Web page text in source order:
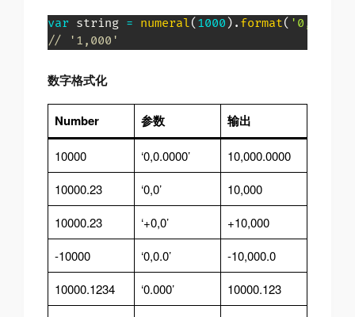
var string = numeral( 1000 ) . format( '0,0'
// '1,000'
数字格式化
Number 参数 输出
10000 ‘0,0.0000’
10,000.0000
10000.23
‘0,0’
10,000
10000.23
‘+0,0’
+10,000
-10000
‘0,0.0’
-10,000.0
10000.1234
‘0.000’
10000.123